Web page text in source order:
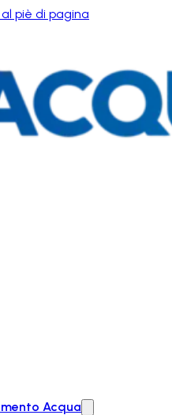
al piè di pagina
Acqua